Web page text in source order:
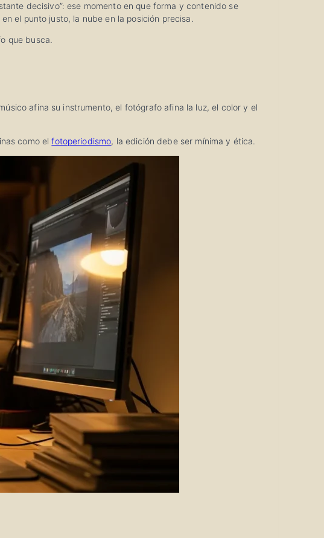
decisivo”: ese momento en que forma y contenido se
el punto justo, la nube en la posición precisa.
que busca.
afina su instrumento, el fotógrafo afina la luz, el color y el
como elfotoperiodismo, la edición debe ser mínima y ética.